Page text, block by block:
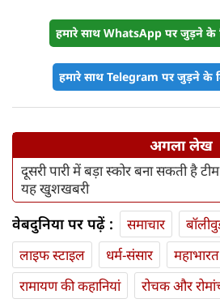
हमारे साथ WhatsApp पर जुड़ने के
हमारे साथ Telegram पर जुड़ने के
अगला लेख
दूसरी पारी में बड़ा स्कोर बना सकती है
यह खुशखबरी
वेबदुनिया पर पढ़ें : समाचार
लाइफ स्‍टाइल
धर्म-संसार
रामायण की कहानियां
रोचक और